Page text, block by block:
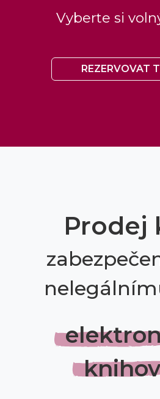
Vyberte si
REZERVOVAT
Prodej